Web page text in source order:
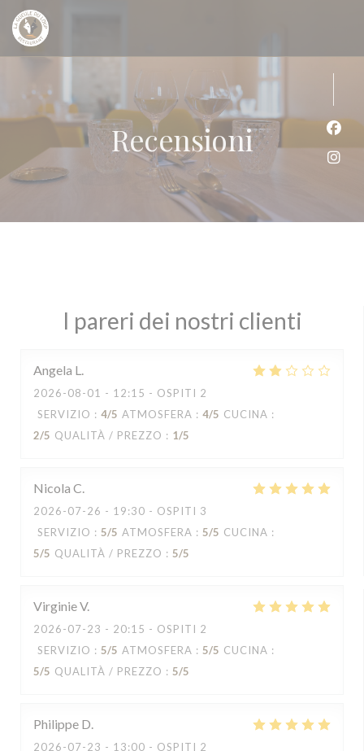
Personalizzazione delle tue scelte sui cookie
Recensioni
I pareri dei nostri clienti
Angela L
2026-08-01 - 12:15 - OSPITI 2
SERVIZIO : 4/5 ATMOSFERA : 4/5 CUCINA :
2/5 QUALITÀ / PREZZO : 1/5
Nicola C
2026-07-26 - 19:30 - OSPITI 3
SERVIZIO : 5/5 ATMOSFERA : 5/5 CUCINA :
5/5 QUALITÀ / PREZZO : 5/5
VirginieV
2026-07-23 - 20:15 - OSPITI 2
SERVIZIO : 5/5 ATMOSFERA : 5/5 CUCINA :
5/5 QUALITÀ / PREZZO : 5/5
Philippe D
2026-07-23 - 13:00 - OSPITI 2